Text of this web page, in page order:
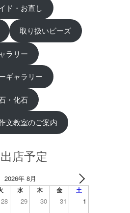
ド・お直し
取り扱いビーズ
ラリー
ギャラリー
・化石
文教室のご案内
店予定
2026年 8月
水 木 金 土
28 29 30 31 1